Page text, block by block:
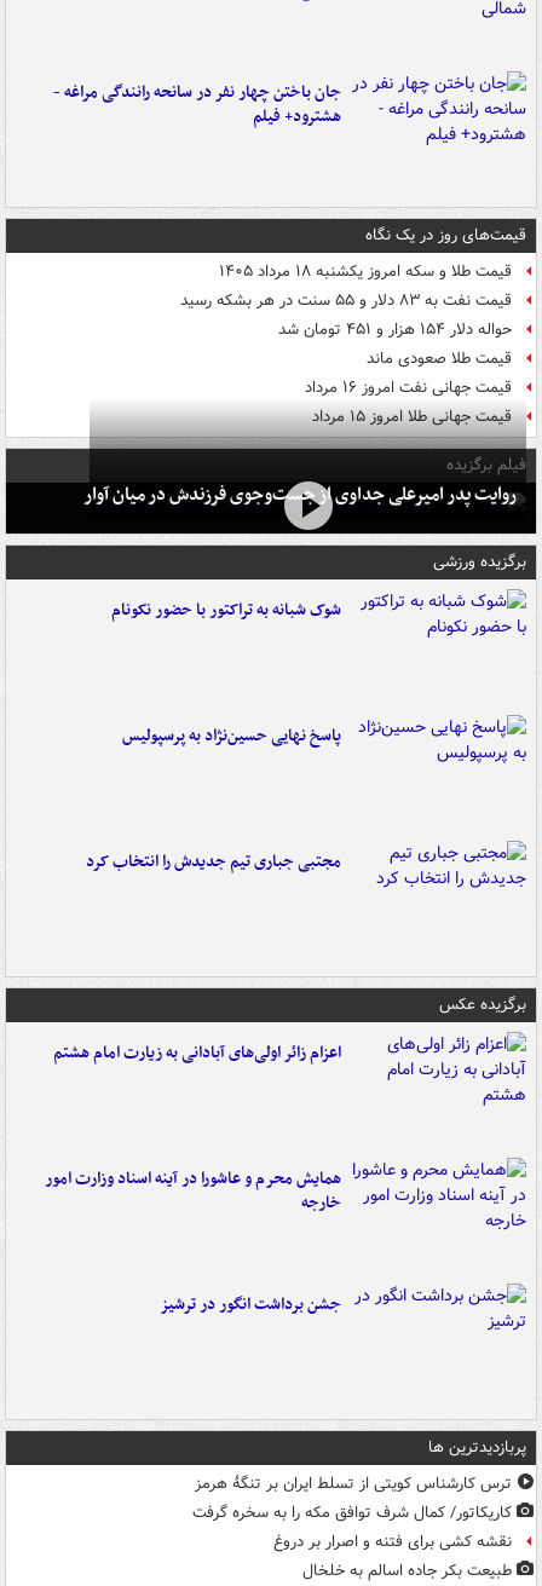
جان باختن چهار نفر در سانحه رانندگی مراغه -
هشترود+ فیلم
قیمت‌های روز در یک نگاه
قیمت طلا و سکه امروز یکشنبه ۱۸ مرداد ۱۴۰۵
قیمت نفت به ۸۳ دلار و ۵۵ سنت در هر بشکه رسید
حواله دلار ۱۵۴ هزار و ۴۵۱ تومان شد
قیمت طلا صعودی ماند
قیمت جهانی نفت امروز ۱۶ مرداد
قیمت جهانی طلا امروز ۱۵ مرداد
فیلم برگزیده
روایت پدر امیرعلی جداوی از جست‌وجوی فرزندش در میان آوار
برگزیده ورزشی
شوک شبانه به تراکتور با حضور نکونام
پاسخ نهایی حسین‌نژاد به پرسپولیس
مجتبی جباری تیم جدیدش را انتخاب کرد
برگزیده عکس
اعزام زائر اولی‌های آبادانی به زیارت امام هشتم
همایش محرم و عاشورا در آینه اسناد وزارت امور
خارجه
جشن برداشت انگور در ترشیز
پربازدیدترین ها
ترس کارشناس کویتی از تسلط ایران بر تنگۀ هرمز
کاریکاتور/ کمال شرف توافق مکه را به سخره گرفت
نقشه کشی برای فتنه و اصرار بر دروغ
طبیعت بکر جاده اسالم به خلخال